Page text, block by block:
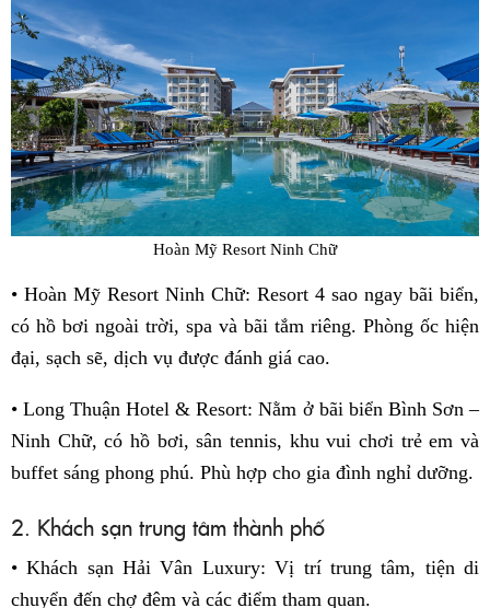
Hoàn Mỹ Resort Ninh Chữ
• Hoàn Mỹ Resort Ninh Chữ: Resort 4 sao ngay bãi biển,
có hồ bơi ngoài trời, spa và bãi tắm riêng. Phòng ốc hiện
đại, sạch sẽ, dịch vụ được đánh giá cao.
• Long Thuận Hotel & Resort: Nằm ở bãi biển Bình Sơn –
Ninh Chữ, có hồ bơi, sân tennis, khu vui chơi trẻ em và
buffet sáng phong phú. Phù hợp cho gia đình nghỉ dưỡng.
2. Khách sạn trung tâm thành phố
• Khách sạn Hải Vân Luxury: Vị trí trung tâm, tiện di
chuyển đến chợ đêm và các điểm tham quan.